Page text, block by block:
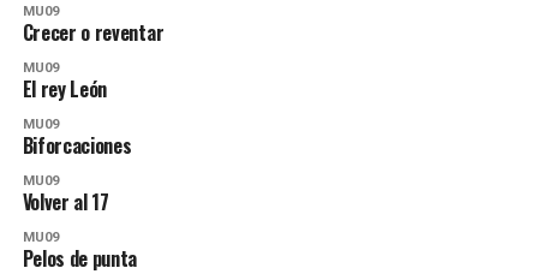
MU09
Crecer o reventar
MU09
El rey León
MU09
Biforcaciones
MU09
Volver al 17
MU09
Pelos de punta